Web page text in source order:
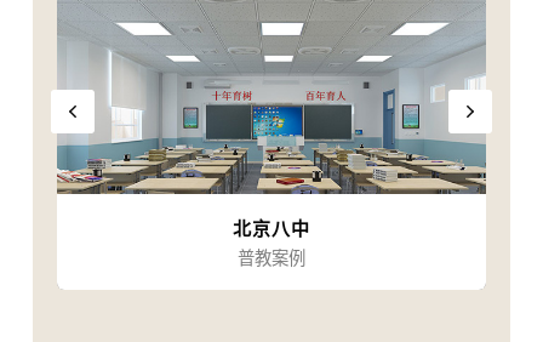
北京八中
普教案例